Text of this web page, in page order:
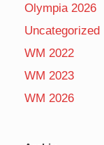
Olympia 2026
Uncategorized
WM 2022
WM 2023
WM 2026